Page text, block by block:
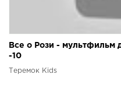
Все о Рози - мультфильм
-10
Теремок Kids